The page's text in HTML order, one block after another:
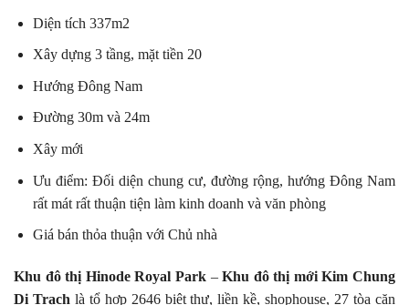
Diện tích 337m2
Xây dựng 3 tầng, mặt tiền 20
Hướng Đông Nam
Đường 30m và 24m
Xây mới
Ưu điểm: Đối diện chung cư, đường rộng, hướng Đông Nam
rất mát rất thuận tiện làm kinh doanh và văn phòng
Giá bán thỏa thuận với Chủ nhà
Khu đô thị Hinode Royal Park–Khu đô thị mới Kim Chung
Di Trạch là tổ hợp 2646 biệt thự, liền kề, shophouse, 27 tòa căn